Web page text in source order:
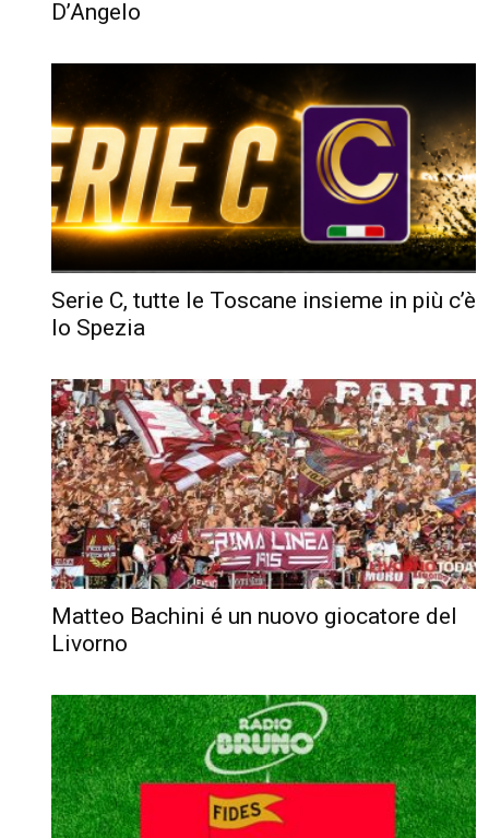
D’Angelo
Serie C, tutte le Toscane insieme in più c’è
lo Spezia
Matteo Bachini é un nuovo giocatore del
Livorno